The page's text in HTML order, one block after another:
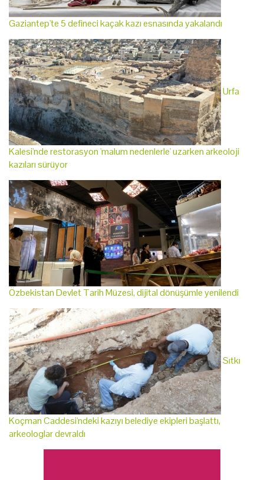
Gaziantep'te 5 defineci kaçak kazı esnasında yakalandı
Urfa
Kalesi'nde restorasyon 'malum nedenlerle' uzarken arkeoloji
kazıları sürüyor
Özbekistan Devlet Tarih Müzesi, dijital dönüşümle yenilendi
Sıtkı
Koçman Caddesi'ndeki kazıyı belediye ekipleri başlattı,
arkeologlar devraldı